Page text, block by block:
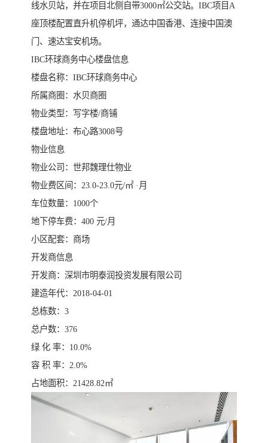
线水贝站，并在项目北侧自带3000㎡公交站。IBC项目A
座顶楼配置直升机停机坪，通达中国香港、连接中国澳
门、速达宝安机场。
IBC环球商务中心楼盘信息
楼盘名称：IBC环球商务中心
所属商圈：水贝商圈
物业类型：写字楼/商铺
楼盘地址：布心路3008号
物业信息
物业公司：世邦魏理仕物业
物业费区间：23.0-23.0元/㎡ ·月
车位数量：1000个
地下停车费：400 元/月
小区配套：商场
开发商信息
开发商：深圳市明泰润投资发展有限公司
建造年代：2018-04-01
总栋数：3
总户数：376
绿 化 率：10.0%
容 积 率：2.0%
占地面积：21428.82㎡